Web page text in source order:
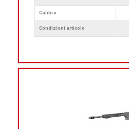
Calibro
Condizioni articolo